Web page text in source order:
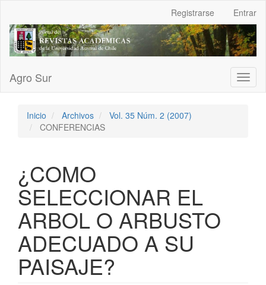
Contenido
principal
Barra
Registrarse Entrar
Agro Sur
Inicio Archivos
Vol. 35 Núm. 2 (2007)
CONFERENCIAS
¿COMO
SELECCIONAR EL
ARBOL O ARBUSTO
ADECUADO A SU
PAISAJE?